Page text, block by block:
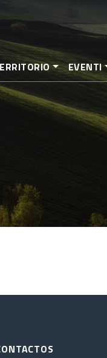
al
contenido
principal
EVENTI